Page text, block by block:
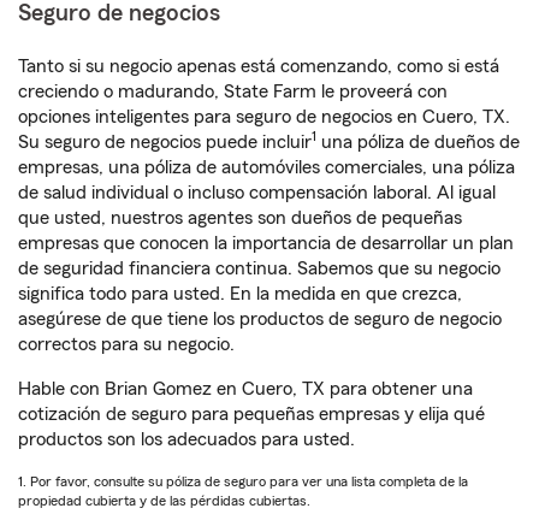
Seguro de negocios
Tanto si su negocio apenas está comenzando, como si está
creciendo o madurando, State Farm le proveerá con
opciones inteligentes para seguro de negocios en Cuero, TX.
Su seguro de negocios puede incluir1 una póliza de dueños de
empresas, una póliza de automóviles comerciales, una póliza
de salud individual o incluso compensación laboral. Al igual
que usted, nuestros agentes son dueños de pequeñas
empresas que conocen la importancia de desarrollar un plan
de seguridad financiera continua. Sabemos que su negocio
significa todo para usted. En la medida en que crezca,
asegúrese de que tiene los productos de seguro de negocio
correctos para su negocio.
Hable con Brian Gomez en Cuero, TX para obtener una
cotización de seguro para pequeñas empresas y elija qué
productos son los adecuados para usted.
1. Por favor, consulte su póliza de seguro para ver una lista completa de la
propiedad cubierta y de las pérdidas cubiertas.